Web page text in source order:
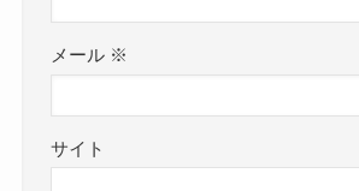
メール ※
サイト